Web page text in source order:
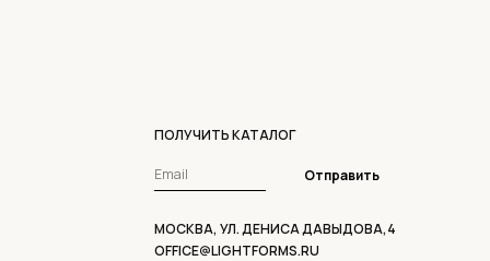
МОСКВА, УЛ. ДЕНИСА ДАВЫДОВА,4
ПОЛУЧИТЬ КАТАЛОГ
OFFICE@LIGHTFORMS.RU
Отправить